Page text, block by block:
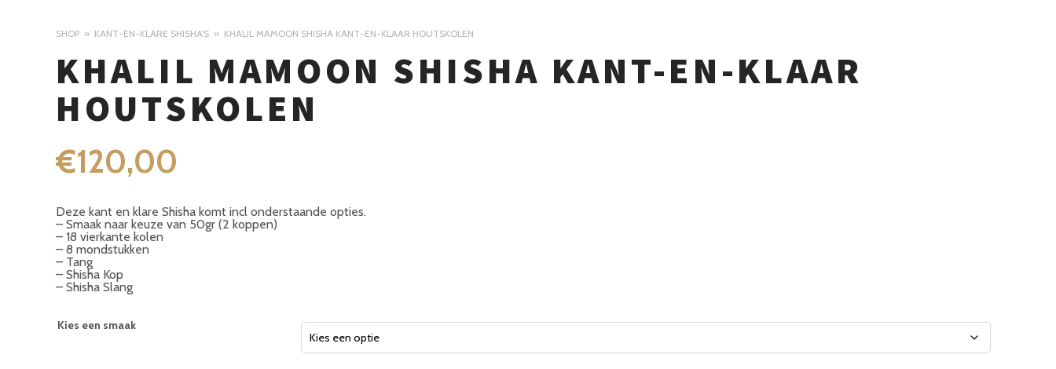
SHOP KANT-EN-KLARE SHISHA'S KHALIL MAMOON SHISHA KANT-EN-KLAAR HOUTSKOLEN
KHALIL MAMOON SHISHA KANT-EN-KLAAR
HOUTSKOLEN
€120,00
Deze kant en klare Shisha komt incl onderstaande opties.
– Smaak naar keuze van 50gr (2 koppen)
– 18 vierkante kolen
– 8 mondstukken
– Tang
– Shisha Kop
– Shisha Slang
Kies een smaak